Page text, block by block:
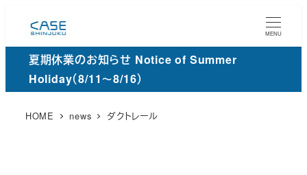
ン
MENU
夏期休業のお知らせ Notice of Summer
Holiday（8/11～8/16）
HOME news ダクトレール